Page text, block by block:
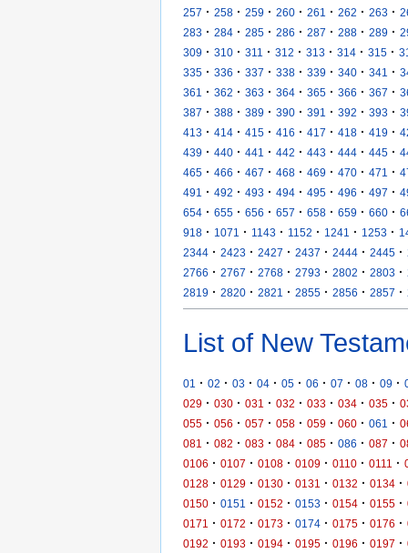
257 · 258 · 259 · 260 · 261 · 262 · 263 ·
283 · 284 · 285 · 286 · 287 · 288 · 289 ·
309 · 310 · 311 · 312 · 313 · 314 · 315 ·
335 · 336 · 337 · 338 · 339 · 340 · 341 ·
361
· 362 · 363 · 364 · 365 · 366 · 367 ·
387 · 388 · 389 · 390 · 391 · 392 · 393 ·
413 · 414 · 415 · 416 · 417 · 418 · 419 ·
439 · 440 · 441 · 442 · 443 · 444 · 445 ·
465 · 466 · 467 · 468 · 469 · 470 · 471 ·
491
· 492 · 493 · 494 · 495 · 496 · 497 ·
654 · 655 · 656 · 657 · 658 · 659 · 660 ·
918 · 1071 · 1143 · 1152 · 1241 · 1253 ·
2344 · 2423 · 2427 · 2437 · 2444 · 2445 ·
2766 · 2767 · 2768 · 2793 · 2802 · 2803 ·
2819 · 2820 · 2821 · 2855 · 2856 · 2857 ·
List of New
01 · 02 · 03 · 04 · 05 · 06 · 07 · 08 · 09 ·
029 · 030 · 031 · 032 · 033 · 034 · 035 ·
055 · 056 · 057 · 058 · 059 · 060 · 061 ·
081
· 082 · 083 · 084 · 085 · 086 · 087 ·
0106 · 0107 · 0108 · 0109 · 0110 · 0111 ·
0128 · 0129 · 0130 · 0131 · 0132 · 0134 ·
0150 · 0151 · 0152 · 0153 · 0154 · 0155 ·
0171
· 0172 · 0173 · 0174 · 0175 · 0176 ·
0192 · 0193 · 0194 · 0195 · 0196 · 0197 ·